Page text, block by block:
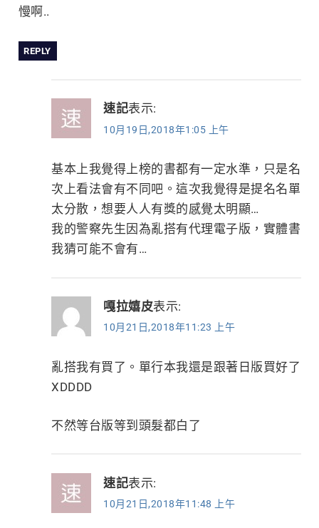
慢啊..
REPLY
速記表示:
10月19日,2018年1:05 上午
基本上我覺得上榜的書都有一定水準，只是名
次上看法會有不同吧。這次我覺得是提名名單
太分散，想要人人有獎的感覺太明顯…
我的警察先生因為亂搭有代理電子版，實體書
我猜可能不會有…
嘎拉嬉皮表示:
10月21日,2018年11:23 上午
亂搭我有買了。單行本我還是跟著日版買好了
XDDDD
不然等台版等到頭髮都白了
速記表示:
10月21日,2018年11:48 上午